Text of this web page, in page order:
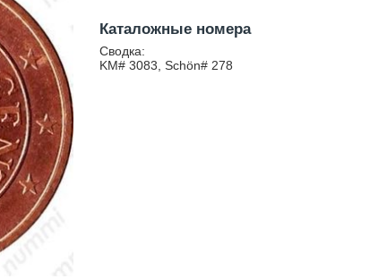
Каталожные номера
Сводка:
KM# 3083, Schön# 278